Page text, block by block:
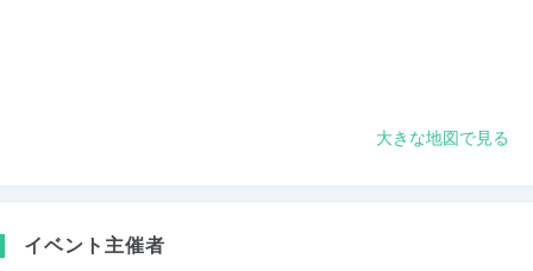
大きな地図で見る
イベント主催者